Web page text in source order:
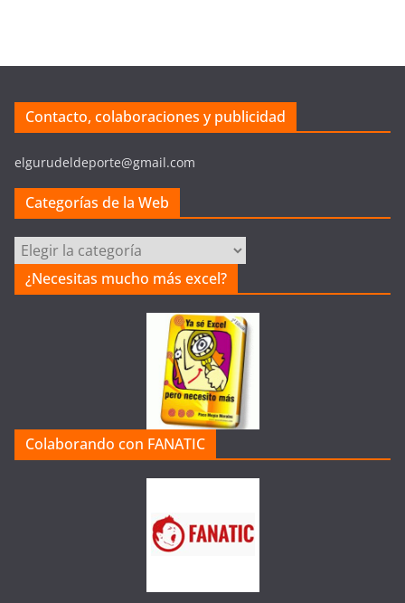
Contacto, colaboraciones y publicidad
elgurudeldeporte@gmail.com
Categorías de la Web
Categorías
la
¿Necesitas mucho más excel?
Colaborando con FANATIC